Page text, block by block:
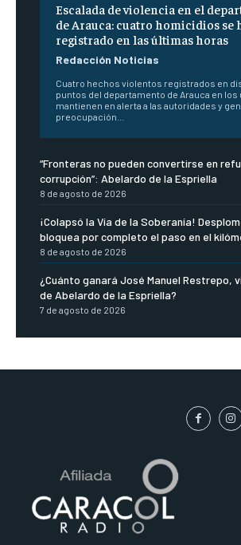
Escalada de violencia en el
de Arauca: cuatro homicidios se
registrado en las últimas horas
Redacción Noticias
Cuatro hechos violentos registrados en
puntos del departamento de Arauca en
mantienen en alerta a las autoridades y
preocupación...
“Fronteras no pueden convertirse en
corrupción”: Abelardo de la Espriella
8 de agosto de 2026
¡Colapsó la Vía de la Soberanía!
bloquea por completo el paso en el
8 de agosto de 2026
¿Cuánto ganará José Manuel Restrepo,
de Abelardo de la Espriella?
7 de agosto de 2026